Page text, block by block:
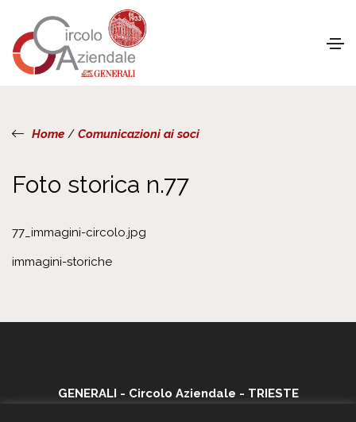
Home/ Comunicazioni ai soci
Foto storica n.77
77_immagini-circolo.jpg
immagini-storiche
GENERALI - Circolo Aziendale - TRIESTE